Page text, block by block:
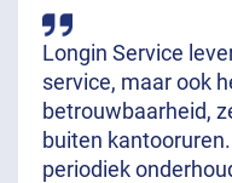
Longin Service
service, maar ook
betrouwbaarheid,
buiten
periodiek